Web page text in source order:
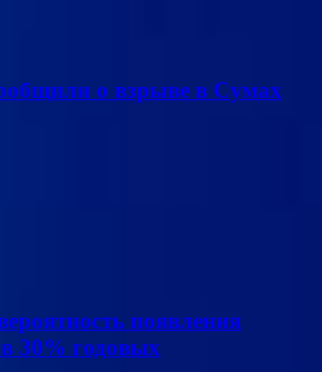
о взрыве в Сумах
появления
30% годовых